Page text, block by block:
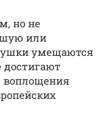
но не
или
умещаются
достигают
воплощения